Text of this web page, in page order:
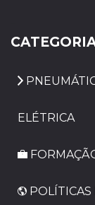
ELÉTRICA